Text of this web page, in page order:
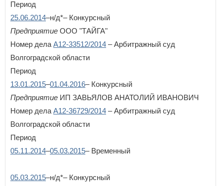
Период
25.06.2014–н/д*– Конкурсный
Предприятие ООО "ТАЙГА"
Номер дела А12-33512/2014 – Арбитражный суд
Волгоградской области
Период
13.01.2015–01.04.2016– Конкурсный
Предприятие ИП ЗАВЬЯЛОВ АНАТОЛИЙ ИВАНОВИЧ
Номер дела А12-36729/2014 – Арбитражный суд
Волгоградской области
Период
05.11.2014–05.03.2015– Временный
05.03.2015–н/д*– Конкурсный